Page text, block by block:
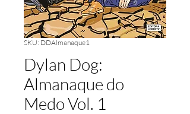
SKU: DDAlmanaque1
Dylan Dog:
Almanaque do
Medo Vol. 1